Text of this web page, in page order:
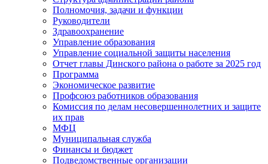
Полномочия, задачи и функции
Руководители
Здравоохранение
Управление образования
Управление социальной защиты населения
Отчет главы Динского района о работе за 2025 год
Программа
Экономическое развитие
Профсоюз работников образования
Комиссия по делам несовершеннолетних и защите
их прав
МФЦ
Муниципальная служба
Финансы и бюджет
Подведомственные организации